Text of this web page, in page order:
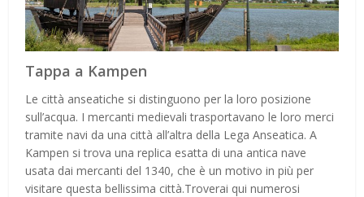
Tappa a Kampen
Le città anseatiche si distinguono per la loro posizione
sull’acqua. I mercanti medievali trasportavano le loro merci
tramite navi da una città all’altra della Lega Anseatica. A
Kampen si trova una replica esatta di una antica nave
usata dai mercanti del 1340, che è un motivo in più per
visitare questa bellissima città.Troverai qui numerosi